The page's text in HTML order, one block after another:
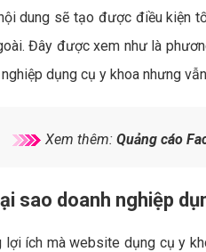
dung sẽ tạo được điều kiện
Đây được xem như là
dụng cụ y khoa nhưng
Xem thêm: Quảng cáo
sao doanh nghiệp
lợi ích mà website dụng cụ y